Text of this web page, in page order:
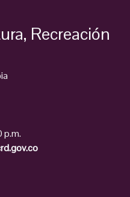
Recreación
p.m.